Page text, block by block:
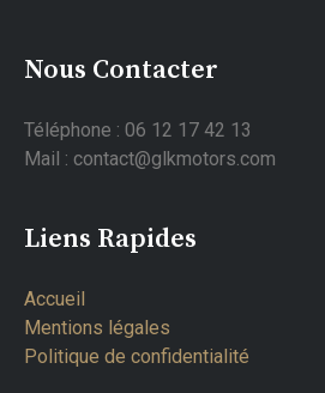
Nous Contacter
Téléphone : 06 12 17 42 13
Mail : contact@glkmotors.com
Liens Rapides
Accueil
Mentions légales
Politique de confidentialité